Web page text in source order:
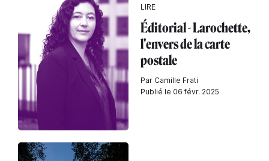
LIRE
Éditorial - Larochette,
l'envers de la carte
postale
Par Camille Frati
Publié le 06 févr. 2025